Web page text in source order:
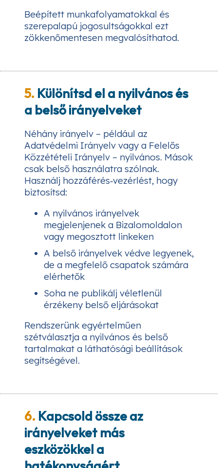
Beépített munkafolyamatokkal és
szerepalapú jogosultságokkal ezt
zökkenőmentesen megvalósíthatod.
5. Különítsd el a nyilvános és
a belső irányelveket
Néhány irányelv – például az
Adatvédelmi Irányelv vagy a Felelős
Közzétételi Irányelv – nyilvános. Mások
csak belső használatra szólnak.
Használj hozzáférés‑vezérlést, hogy
biztosítsd:
A nyilvános irányelvek
megjelenjenek a Bizalomoldalon
vagy megosztott linkeken
A belső irányelvek védve legyenek,
de a megfelelő csapatok számára
elérhetők
Soha ne publikálj véletlenül
érzékeny belső eljárásokat
Rendszerünk egyértelműen
szétválasztja a nyilvános és belső
tartalmakat a láthatósági beállítások
segítségével.
6. Kapcsold össze az
irányelveket más
eszközökkel a